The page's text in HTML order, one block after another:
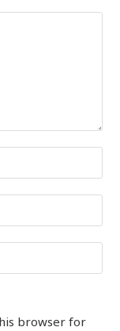
browser for